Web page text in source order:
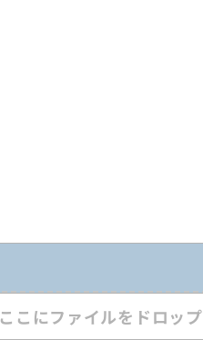
ここにファイルをドロップ